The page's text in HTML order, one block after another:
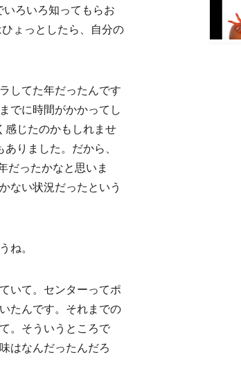
ろいろ知ってもらお
ょっとしたら、自分の
してた年だったんです
でに時間がかかってし
感じたのかもしれませ
りました。だから、
だったかなと思いま
ない状況だったという
ね。
いて。センターってポ
たんです。それまでの
。そういうところで
はなんだったんだろ